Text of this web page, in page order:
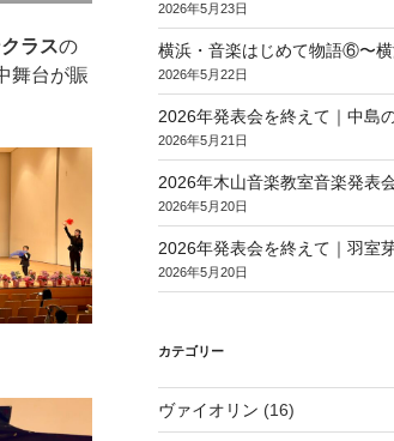
ラスの
舞台が賑
2026年5月23日
横浜・音楽はじめて物語⑥〜
2026年5月22日
2026年発表会を終えて｜中島
2026年5月21日
2026年木山音楽教室音楽発表
2026年5月20日
2026年発表会を終えて｜羽室
2026年5月20日
カテゴリー
ヴァイオリン (16)